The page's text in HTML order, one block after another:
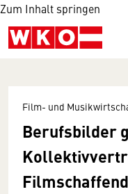
Zum Inhalt springen
Film- und
Berufsbilder